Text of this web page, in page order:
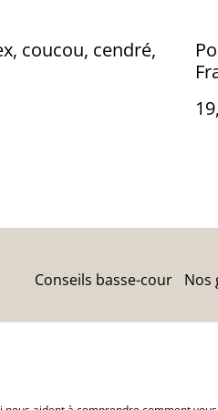
coucou, cendré,
Conseils basse-cour Nos